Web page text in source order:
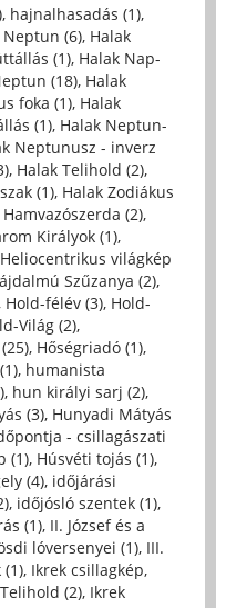
, hajnalhasadás (1),
(6), Halak
(1), Halak Nap-
(18), Halak
foka (1), Halak
(1), Halak Neptun-
Neptunusz - inverz
, Halak Telihold (2),
(1), Halak Zodiákus
Hamvazószerda (2),
Királyok (1),
Heliocentrikus világkép
Szűzanya (2),
Hold-félév (3), Hold-
Világ (2),
, Hőségriadó (1),
, humanista
, hun királyi sarj (2),
(3), Hunyadi Mátyás
- csillagászati
(1), Húsvéti tojás (1),
(4), időjárási
, időjósló szentek (1),
(1), II. József és a
lóversenyei (1), III.
(1), Ikrek csillagkép,
(2), Ikrek